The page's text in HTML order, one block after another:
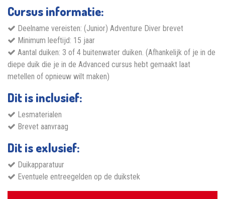
Cursus informatie:
Deelname vereisten: (Junior) Adventure Diver brevet
Minimum leeftijd: 15 jaar
Aantal duiken: 3 of 4 buitenwater duiken. (Afhankelijk of je in de
diepe duik die je in de Advanced cursus hebt gemaakt laat
metellen of opnieuw wilt maken)
Dit is inclusief:
Lesmaterialen
Brevet aanvraag
Dit is exlusief:
Duikapparatuur
Eventuele entreegelden op de duikstek